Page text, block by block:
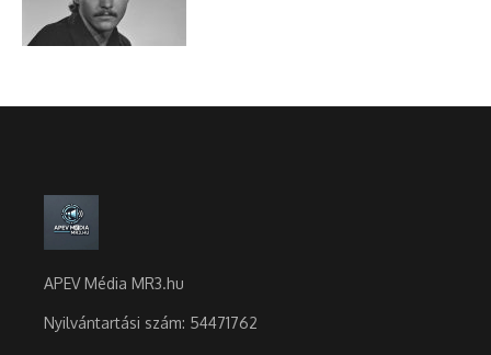
APEV Média MR3.hu
Nyilvántartási szám: 54471762